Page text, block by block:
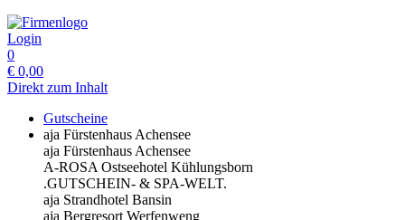
Login
0
€ 0,00
Direkt zum Inhalt
Gutscheine
aja Fürstenhaus Achensee
aja Fürstenhaus Achensee
A-ROSA Ostseehotel Kühlungsborn
.GUTSCHEIN- & SPA-WELT.
aja Strandhotel Bansin
aja Bergresort Werfenweng